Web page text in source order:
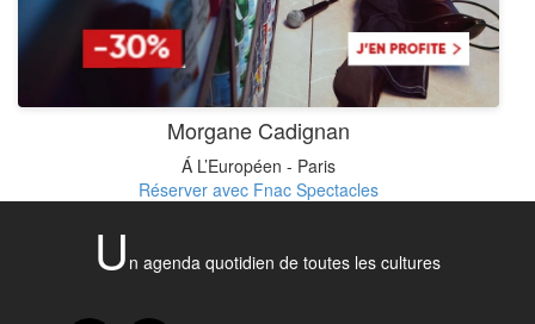
Morgane Cadignan
Á L’Européen - Paris
Réserver avec Fnac Spectacles
U n agenda quotidien de toutes les cultures